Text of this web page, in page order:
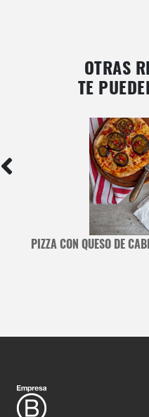
OTRAS
TE
PIZZA CON QUESO DE